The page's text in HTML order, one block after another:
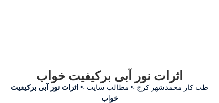
اثرات نور آبی برکیفیت خواب
طب کار محمدشهر کرج > مطالب سایت > اثرات نور آبی برکیفیت
خواب